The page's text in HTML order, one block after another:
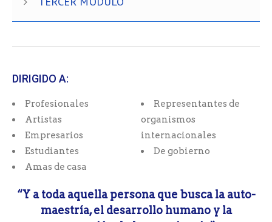
DIRIGIDO A:
Profesionales
Artistas
Empresarios
Estudiantes
Amas de casa
Representantes de
organismos
internacionales
De gobierno
“Y a toda aquella persona que busca la auto-
maestría, el desarrollo humano y la